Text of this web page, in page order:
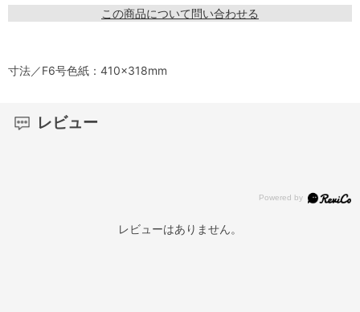
この商品について問い合わせる
寸法／F6号色紙：410×318mm
レビュー
レビューはありません。